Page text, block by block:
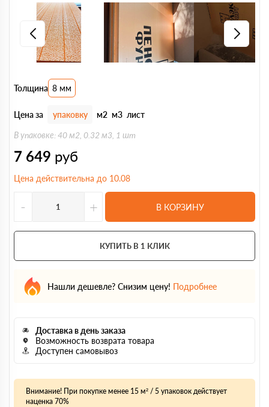
Толщина 8 мм
Цена за упаковку м2 м3 лист
В упаковке: 40 м2, 0.32 м3, 1 шт
7 649 руб
Цена действительна до 10.08
- + В КОРЗИНУ
КУПИТЬ В 1 КЛИК
Нашли дешевле? Снизим цену! Подробнее
Доставка в день заказа
Возможность возврата товара
Доступен самовывоз
Внимание! При покупке менее 15 м² / 5 упаковок действует
наценка 70%